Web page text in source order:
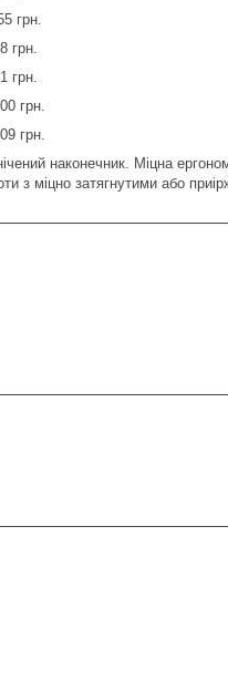
грн.
грн.
грн.
грн.
грн.
наконечник. Міцна
з міцно затягнутими або